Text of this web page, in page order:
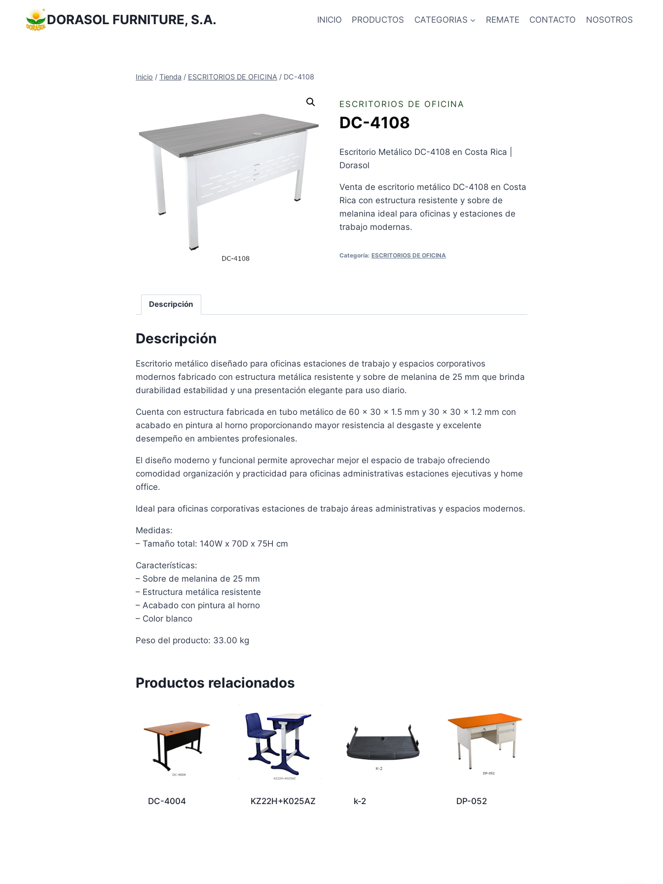
Contenido
DORASOL FURNITURE, S.A. INICIO PRODUCTOS CATEGORIAS REMATE CONTACTO NOSOTROS
Inicio / Tienda / ESCRITORIOS DE OFICINA / DC-4108
ESCRITORIOS DE OFICINA
DC-4108
Escritorio Metálico DC-4108 en Costa Rica |
Dorasol
Venta de escritorio metálico DC-4108 en Costa
Rica con estructura resistente y sobre de
melanina ideal para oficinas y estaciones de
trabajo modernas.
Categoría: ESCRITORIOS DE OFICINA
Descripción
Descripción
Escritorio metálico diseñado para oficinas estaciones de trabajo y espacios corporativos
modernos fabricado con estructura metálica resistente y sobre de melanina de 25 mm que brinda
durabilidad estabilidad y una presentación elegante para uso diario.
Cuenta con estructura fabricada en tubo metálico de 60 x 30 x 1.5 mm y 30 x 30 x 1.2 mm con
acabado en pintura al horno proporcionando mayor resistencia al desgaste y excelente
desempeño en ambientes profesionales.
El diseño moderno y funcional permite aprovechar mejor el espacio de trabajo ofreciendo
comodidad organización y practicidad para oficinas administrativas estaciones ejecutivas y home
office.
Ideal para oficinas corporativas estaciones de trabajo áreas administrativas y espacios modernos.
Medidas:
– Tamaño total: 140W x 70D x 75H cm
Características:
– Sobre de melanina de 25 mm
– Estructura metálica resistente
– Acabado con pintura al horno
– Color blanco
Peso del producto: 33.00 kg
Productos relacionados
DC-4004 KZ22H+K025AZ k-2 DP-052